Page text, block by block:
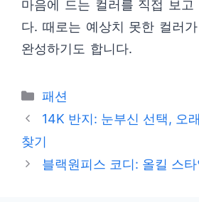
마음에 드는 컬러를 직접 보고
다. 때로는 예상치 못한 컬러
완성하기도 합니다.
카
테
리
패션
14K 반지: 눈부신 선택, 오
찾기
블랙원피스 코디: 올킬 스